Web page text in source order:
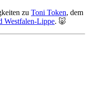
zu Toni Token, dem
Westfalen-Lippe. 🐷